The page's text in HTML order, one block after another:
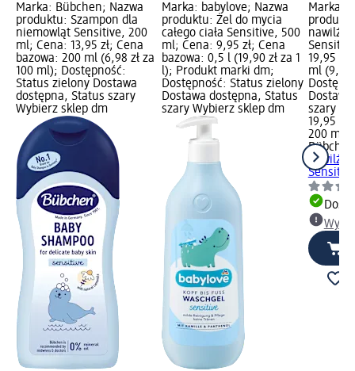
Marka: Bübchen; Nazwa
produktu: Szampon dla
niemowląt Sensitive, 200
ml; Cena: 13,95 zł; Cena
bazowa: 200 ml (6,98 zł za
100 ml); Dostępność:
Status zielony Dostawa
dostępna, Status szary
Wybierz sklep dm
Marka: babylove; Nazwa
produktu: Żel do mycia
całego ciała Sensitive, 500
ml; Cena: 9,95 zł; Cena
bazowa: 0,5 l (19,90 zł za 1
l); Produkt marki dm;
Dostępność: Status zielony
Dostawa dostępna, Status
szary Wybierz sklep dm
Marka:
19,95
ml (9,98
szary
19,95 zł
200 ml
Bübchen